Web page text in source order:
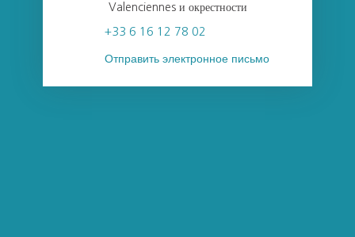
Valenciennes и окрестности
+33 6 16 12 78 02
Отправить электронное письмо